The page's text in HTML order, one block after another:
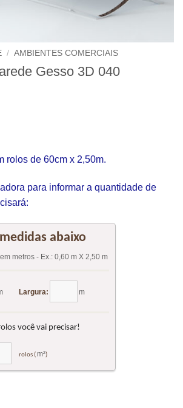
/ AMBIENTES COMERCIAIS
Gesso 3D 040
rolos de 60cm x 2,50m.
para informar a quantidade de